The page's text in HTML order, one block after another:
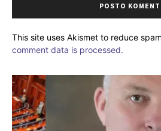
This site uses Akismet to reduce
comment data is processed.